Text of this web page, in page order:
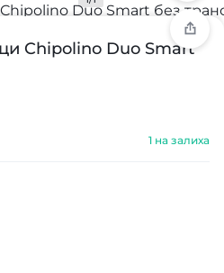
Chipolino Duo Smart
1 на залиха